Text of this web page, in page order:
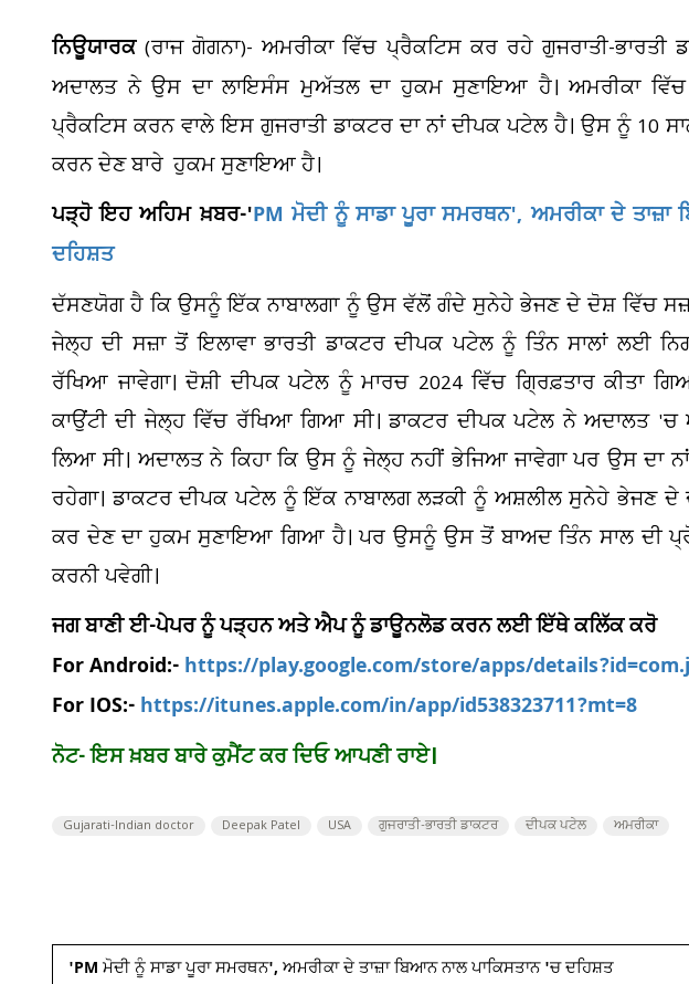
ਨਿਊਯਾਰਕ(ਰਾਜ ਗੋਗਨਾ)- ਅਮਰੀਕਾ ਵਿੱਚ ਪ੍ਰੈਕਟਿਸ ਕਰ ਰਹੇ ਗੁਜਰਾਤੀ-
ਅਦਾਲਤ ਨੇ ਉਸ ਦਾ ਲਾਇਸੰਸ ਮੁਅੱਤਲ ਦਾ ਹੁਕਮ ਸੁਣਾਇਆ ਹੈ। ਅਮਰੀਕਾ ਵਿੱਚ
ਪ੍ਰੈਕਟਿਸ ਕਰਨ ਵਾਲੇ ਇਸ ਗੁਜਰਾਤੀ ਡਾਕਟਰ ਦਾ ਨਾਂ ਦੀਪਕ ਪਟੇਲ ਹੈ। ਉਸ ਨੂੰ 10
ਕਰਨ ਦੇਣ ਬਾਰੇ ਹੁਕਮ ਸੁਣਾਇਆ ਹੈ।
ਪੜ੍ਹੋ ਇਹ ਅਹਿਮ ਖ਼ਬਰ-'PM ਮੋਦੀ ਨੂੰ ਸਾਡਾ ਪੂਰਾ ਸਮਰਥਨ', ਅਮਰੀਕਾ ਦੇ ਤਾਜ਼ਾ
ਦਹਿਸ਼ਤ
ਦੱਸਣਯੋਗ ਹੈ ਕਿ ਉਸਨੂੰ ਇੱਕ ਨਾਬਾਲਗਾ ਨੂੰ ਉਸ ਵੱਲੋਂ ਗੰਦੇ ਸੁਨੇਹੇ ਭੇਜਣ ਦੇ ਦੋਸ਼ ਵਿੱਚ
ਜੇਲ੍ਹ ਦੀ ਸਜ਼ਾ ਤੋਂ ਇਲਾਵਾ ਭਾਰਤੀ ਡਾਕਟਰ ਦੀਪਕ ਪਟੇਲ ਨੂੰ ਤਿੰਨ ਸਾਲਾਂ ਲਈ
ਰੱਖਿਆ ਜਾਵੇਗਾ। ਦੋਸ਼ੀ ਦੀਪਕ ਪਟੇਲ ਨੂੰ ਮਾਰਚ 2024 ਵਿੱਚ ਗ੍ਰਿਫ਼ਤਾਰ ਕੀਤਾ
ਕਾਉਂਟੀ ਦੀ ਜੇਲ੍ਹ ਵਿੱਚ ਰੱਖਿਆ ਗਿਆ ਸੀ। ਡਾਕਟਰ ਦੀਪਕ ਪਟੇਲ ਨੇ ਅਦਾਲਤ
ਲਿਆ ਸੀ। ਅਦਾਲਤ ਨੇ ਕਿਹਾ ਕਿ ਉਸ ਨੂੰ ਜੇਲ੍ਹ ਨਹੀਂ ਭੇਜਿਆ ਜਾਵੇਗਾ ਪਰ ਉਸ ਦਾ
ਰਹੇਗਾ। ਡਾਕਟਰ ਦੀਪਕ ਪਟੇਲ ਨੂੰ ਇੱਕ ਨਾਬਾਲਗ ਲੜਕੀ ਨੂੰ ਅਸ਼ਲੀਲ ਸੁਨੇਹੇ ਭੇਜਣ
ਕਰ ਦੇਣ ਦਾ ਹੁਕਮ ਸੁਣਾਇਆ ਗਿਆ ਹੈ। ਪਰ ਉਸਨੂੰ ਉਸ ਤੋਂ ਬਾਅਦ ਤਿੰਨ ਸਾਲ ਦੀ
ਕਰਨੀ ਪਵੇਗੀ।
ਜਗ ਬਾਣੀ ਈ-ਪੇਪਰ ਨੂੰ ਪੜ੍ਹਨ ਅਤੇ ਐਪ ਨੂੰ ਡਾਊਨਲੋਡ ਕਰਨ ਲਈ ਇੱਥੇ ਕਲਿੱਕ ਕਰੋ
For Android:-https://play.google.com/store/apps/
For IOS:-https://itunes.apple.com/in/app/id538323711?mt=8
ਨੋਟ- ਇਸ ਖ਼ਬਰ ਬਾਰੇ ਕੁਮੈਂਟ ਕਰ ਦਿਓ ਆਪਣੀ ਰਾਏ।
Gujarati-Indian doctor Deepak Patel USA ਗੁਜਰਾਤੀ-ਭਾਰਤੀ ਡਾਕਟਰ ਦੀਪਕ ਪਟੇਲ ਅਮਰੀਕਾ
'PM ਮੋਦੀ ਨੂੰ ਸਾਡਾ ਪੂਰਾ ਸਮਰਥਨ', ਅਮਰੀਕਾ ਦੇ ਤਾਜ਼ਾ ਬਿਆਨ ਨਾਲ ਪਾਕਿਸਤਾਨ 'ਚ ਦਹਿਸ਼ਤ
ਆਸਟ੍ਰੇਲੀਆ 'ਚ
ਤੋਂ ਪਾਰ